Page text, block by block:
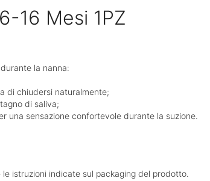
16 Mesi 1PZ
la nanna:
di chiudersi naturalmente;
di saliva;
una sensazione confortevole durante la suzione.
istruzioni indicate sul packaging del prodotto.